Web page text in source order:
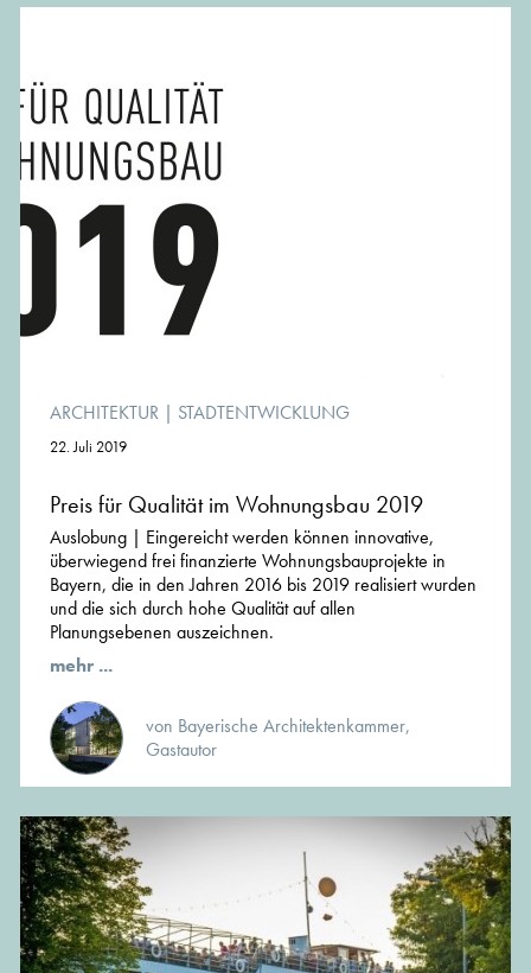
ARCHITEKTUR | STADTENTWICKLUNG
22. Juli 2019
Preis für Qualität im Wohnungsbau 2019
Auslobung | Eingereicht werden können innovative,
überwiegend frei finanzierte Wohnungsbauprojekte in
Bayern, die in den Jahren 2016 bis 2019 realisiert wurden
und die sich durch hohe Qualität auf allen
Planungsebenen auszeichnen.
mehr ...
von Bayerische Architektenkammer,
Gastautor